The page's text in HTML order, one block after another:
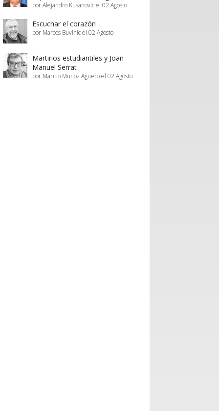
por Alejandro Kusanovic el 02 Agosto
Escuchar el corazón
por Marcos Buvinic el 02 Agosto
Martirios estudiantiles y Joan
Manuel Serrat
por Marino Muñoz Aguero el 02 Agosto